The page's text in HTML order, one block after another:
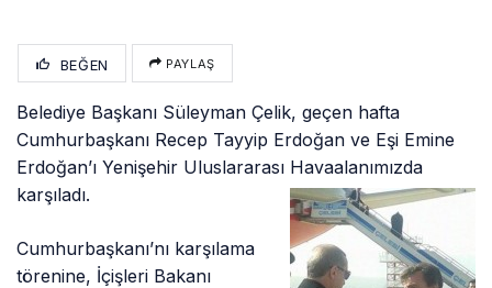
BEĞEN PAYLAŞ
Belediye Başkanı Süleyman Çelik, geçen hafta
Cumhurbaşkanı Recep Tayyip Erdoğan ve Eşi Emine
Erdoğan’ı Yenişehir Uluslararası Havaalanımızda
karşıladı.
Cumhurbaşkanı’nı karşılama
törenine, İçişleri Bakanı